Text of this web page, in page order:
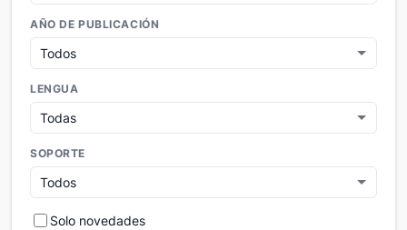
AÑO DE PUBLICACIÓN
LENGUA
SOPORTE
Solo novedades